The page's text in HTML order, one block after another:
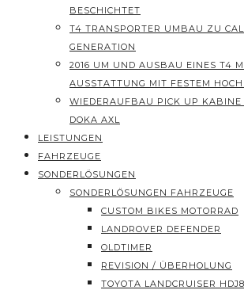
BESCHICHTET
T4 TRANSPORTER UMBAU ZU
GENERATION
2016 UM UND AUSBAU EINES T4
AUSSTATTUNG MIT FESTEM
WIEDERAUFBAU PICK UP KABINE
DOKA AXL
LEISTUNGEN
FAHRZEUGE
SONDERLÖSUNGEN
SONDERLÖSUNGEN FAHRZEUGE
CUSTOM BIKES MOTORRAD
LANDROVER DEFENDER
OLDTIMER
REVISION / ÜBERHOLUNG
TOYOTA LANDCRUISER